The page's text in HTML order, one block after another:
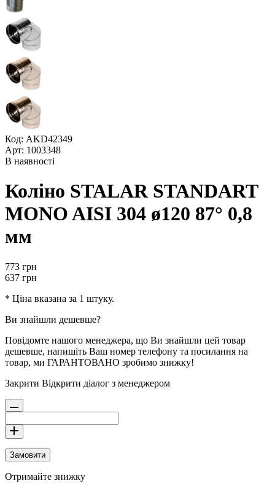
Код: AKD42349
Арт: 1003348
В наявності
Коліно STALAR STANDART
MONO AISI 304 ø120 87° 0,8
мм
773 грн
637 грн
* Ціна вказана за 1 штуку.
Ви знайшли дешевше?
Повідомте нашого менеджера, що Ви знайшли цей товар
дешевше, напишіть Ваш номер телефону та посилання на
товар, ми ГАРАНТОВАНО зробимо знижку!
Закрити Відкрити діалог з менеджером
Замовити
Отримайте знижку